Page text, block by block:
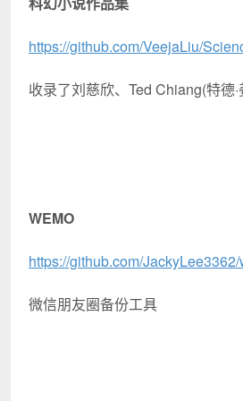
https://github.com/VeejaLiu/
收录了刘慈欣、Ted Chiang(特德
WEMO
https://github.com/
微信朋友圈备份工具